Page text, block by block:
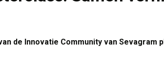
de Innovatie Community van Sevagram